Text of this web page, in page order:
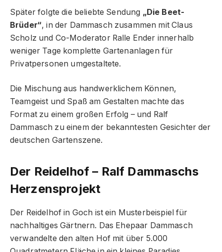
Später folgte die beliebte Sendung „Die Beet-
Brüder“, in der Dammasch zusammen mit Claus
Scholz und Co-Moderator Ralle Ender innerhalb
weniger Tage komplette Gartenanlagen für
Privatpersonen umgestaltete.
Die Mischung aus handwerklichem Können,
Teamgeist und Spaß am Gestalten machte das
Format zu einem großen Erfolg – und Ralf
Dammasch zu einem der bekanntesten Gesichter der
deutschen Gartenszene.
Der Reidelhof – Ralf Dammaschs
Herzensprojekt
Der Reidelhof in Goch ist ein Musterbeispiel für
nachhaltiges Gärtnern. Das Ehepaar Dammasch
verwandelte den alten Hof mit über 5.000